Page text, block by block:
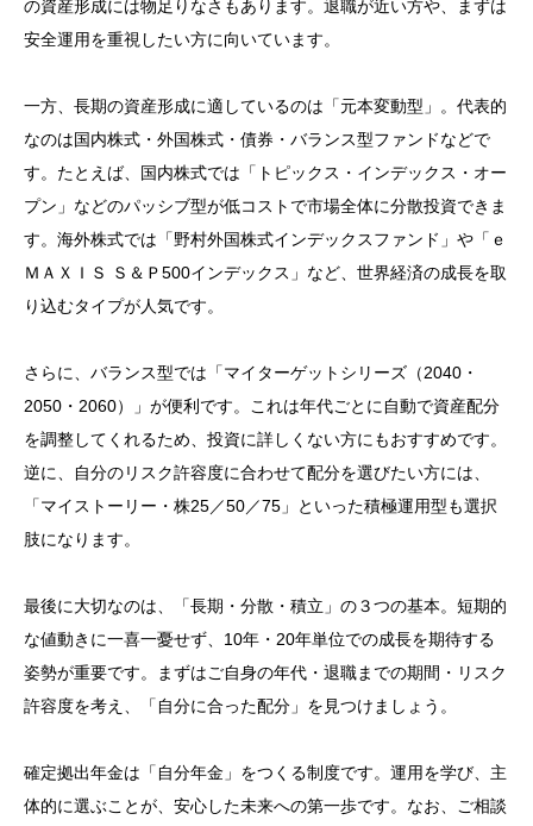
の資産形成には物足りなさもあります。退職が近い方や、まずは
安全運用を重視したい方に向いています。
一方、長期の資産形成に適しているのは「元本変動型」。代表的
なのは国内株式・外国株式・債券・バランス型ファンドなどで
す。たとえば、国内株式では「トピックス・インデックス・オー
プン」などのパッシブ型が低コストで市場全体に分散投資できま
す。海外株式では「野村外国株式インデックスファンド」や「ｅ
ＭＡＸＩＳ Ｓ＆Ｐ500インデックス」など、世界経済の成長を取
り込むタイプが人気です。
さらに、バランス型では「マイターゲットシリーズ（2040・
2050・2060）」が便利です。これは年代ごとに自動で資産配分
を調整してくれるため、投資に詳しくない方にもおすすめです。
逆に、自分のリスク許容度に合わせて配分を選びたい方には、
「マイストーリー・株25／50／75」といった積極運用型も選択
肢になります。
最後に大切なのは、「長期・分散・積立」の３つの基本。短期的
な値動きに一喜一憂せず、10年・20年単位での成長を期待する
姿勢が重要です。まずはご自身の年代・退職までの期間・リスク
許容度を考え、「自分に合った配分」を見つけましょう。
確定拠出年金は「自分年金」をつくる制度です。運用を学び、主
体的に選ぶことが、安心した未来への第一歩です。なお、ご相談